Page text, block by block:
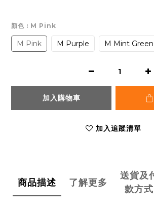
顏色 : M Pink
M Pink M Purple M Mint Green
加入購物車
加入追蹤清單
商品描述 了解更多
送貨及
款方式